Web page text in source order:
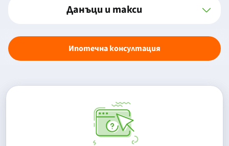
Данъци и такси
Ипотечна консултация